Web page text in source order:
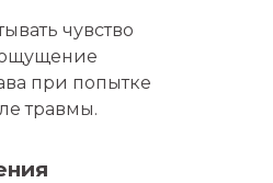
чувство
ощущение
при попытке
травмы.